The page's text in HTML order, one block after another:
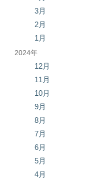
3月
2月
1月
2024年
12月
11月
10月
9月
8月
7月
6月
5月
4月